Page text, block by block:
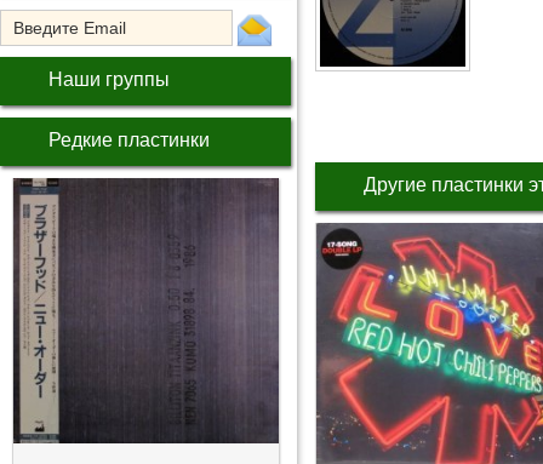
Наши группы
Редкие пластинки
Другие пластинки